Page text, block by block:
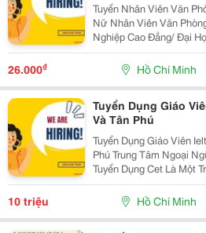
Tuyển Nhân Viên Văn
Nữ Nhân Viên Văn Phòng: (Là Sinh Viên Hoặc Đã Tốt
Nghiệp Cao Đẳng/ Đại Học) 1/ Vị Trí: Nhân
Time (2 Nam 2 Nữ) Ca Làm: 13:00 Đến 21:00 (1 Tháng
Được Nghỉ Phép 1
26.000₫ Hồ Chí Minh
Tuyển Dụng Giáo
Và Tân Phú
Tuyển Dụng Giáo Viên
Phú Trung Tâm Ngoại Ngữ Kiến Tạo C.e.t Thông Báo
Tuyển Dụng Cet Là Một Trung Tâm Ngoại Ngữ Đã Được
Thành Lập 16 Năm
10 triệu Hồ Chí Minh